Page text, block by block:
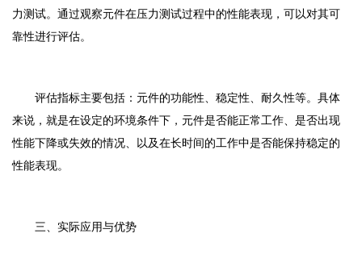
力测试。通过观察元件在压力测试过程中的性能表现，可以对其可
靠性进行评估。
评估指标主要包括：元件的功能性、稳定性、耐久性等。具体
来说，就是在设定的环境条件下，元件是否能正常工作、是否出现
性能下降或失效的情况、以及在长时间的工作中是否能保持稳定的
性能表现。
三、实际应用与优势